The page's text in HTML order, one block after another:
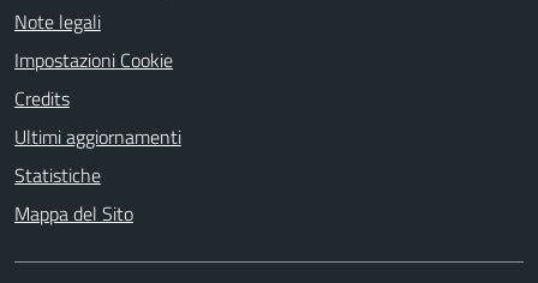
Note legali
Impostazioni Cookie
Credits
Ultimi aggiornamenti
Statistiche
Mappa del Sito